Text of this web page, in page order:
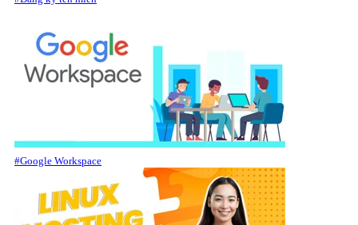
#Google Workspace